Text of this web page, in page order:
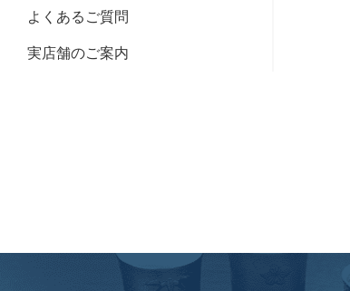
よくあるご質問
実店舗のご案内